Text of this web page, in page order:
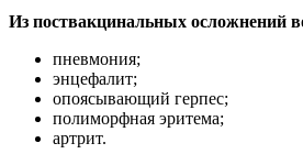
Из поствакцинальных осложнений
пневмония;
энцефалит;
опоясывающий герпес;
полиморфная эритема;
артрит.